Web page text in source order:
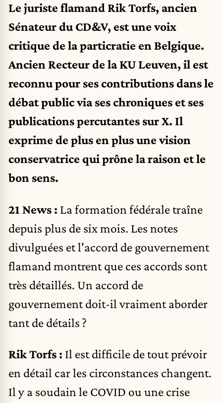
Le juriste flamand Rik Torfs, ancien
Sénateur du CD&V, est une voix
critique de la particratie en Belgique.
Ancien Recteur de la KU Leuven, il est
reconnu pour ses contributions dans le
débat public via ses chroniques et ses
publications percutantes sur X. Il
exprime de plus en plus une vision
conservatrice qui prône la raison et le
bon sens.
21 News : La formation fédérale traîne
depuis plus de six mois. Les notes
divulguées et l'accord de gouvernement
flamand montrent que ces accords sont
très détaillés. Un accord de
gouvernement doit-il vraiment aborder
tant de détails ?
Rik Torfs : Il est difficile de tout prévoir
en détail car les circonstances changent.
Il y a soudain le COVID ou une crise